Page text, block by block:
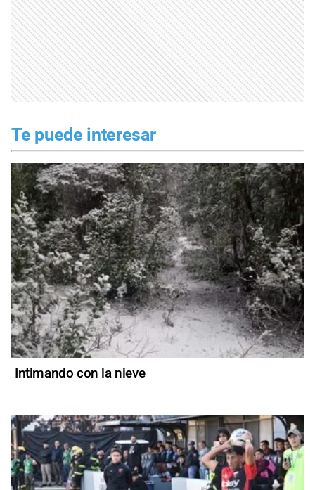
Te puede interesar
Intimando con la nieve